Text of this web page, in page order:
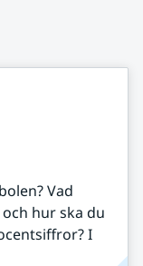
Vad
hur ska du
I